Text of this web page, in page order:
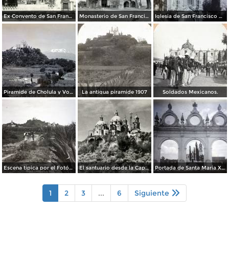
Ex Convento de San Francisco Monasterio de San Francisco cerca de Cholula, por el fotógrafo T. Enami, de Yokohama, Japón (1934) Iglesia de San Francisco Acatepec Cholula Puebla.
Piramide de Cholula y Volcan Ixtaccihuatl. La antigua piramide 1907 Soldados Mexicanos.
Escena tipica por el Fotógrafo Hugo Brehme. El santuario desde la Capilla Real Portada de Santa Maria Xixitla.
1 2 3 ... 6 Siguiente